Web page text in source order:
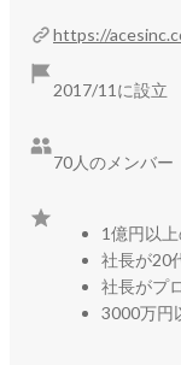
https://
2017/11に設立
70人のメンバー
1億円以
社長が20
社長がプ
3000万円